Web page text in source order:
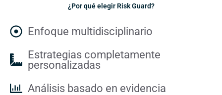
¿Por qué elegir Risk Guard?
Enfoque multidisciplinario
Estrategias completamente
personalizadas
Análisis basado en evidencia